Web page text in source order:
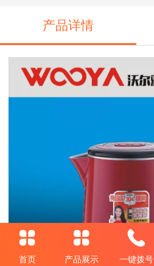
产品详情
首页 产品展示 一键拨号